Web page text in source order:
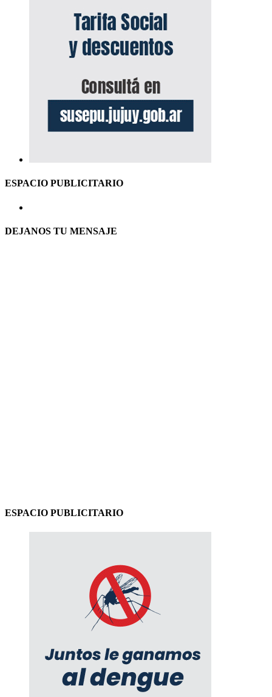
ESPACIO PUBLICITARIO
DEJANOS TU MENSAJE
ESPACIO PUBLICITARIO